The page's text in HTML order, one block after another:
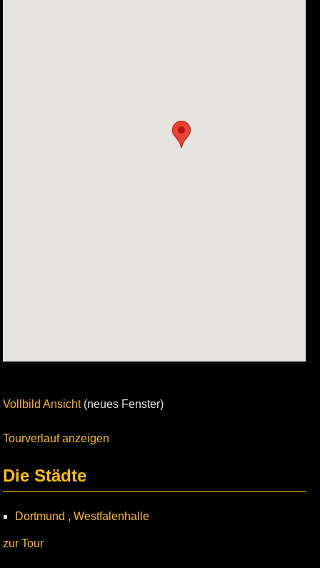
Vollbild Ansicht(neues Fenster)
Tourverlauf anzeigen
Die Städte
Dortmund , Westfalenhalle
zur Tour